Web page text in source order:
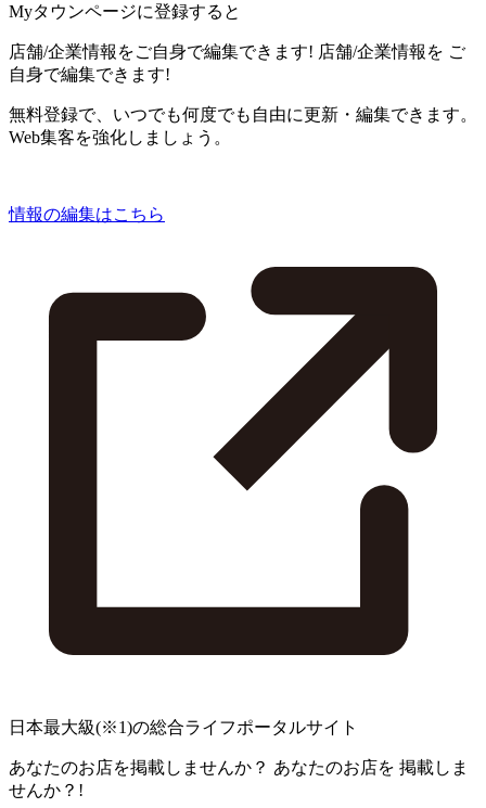
Myタウンページに登録すると
店舗/企業情報をご自身で編集できます! 店舗/企業情報を ご
自身で編集できます!
無料登録で、いつでも何度でも自由に更新・編集できます。
Web集客を強化しましょう。
情報の編集はこちら
日本最大級(※1)の総合ライフポータルサイト
あなたのお店を掲載しませんか？ あなたのお店を 掲載しま
せんか？!